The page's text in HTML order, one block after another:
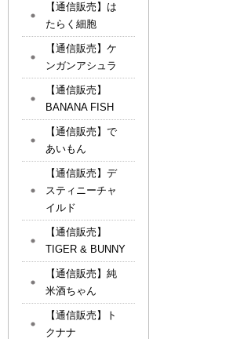
【通信販売】は
たらく細胞
【通信販売】ケ
ンガンアシュラ
【通信販売】
BANANA FISH
【通信販売】で
あいもん
【通信販売】デ
スティニーチャ
イルド
【通信販売】
TIGER & BUNNY
【通信販売】純
米酒ちゃん
【通信販売】ト
クナナ